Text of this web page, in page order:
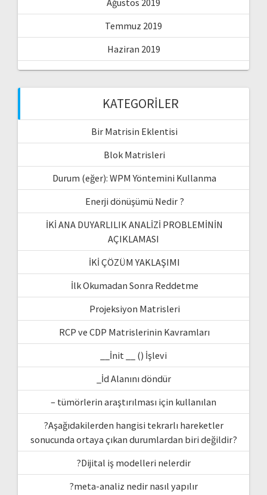
Ağustos 2019
Temmuz 2019
Haziran 2019
KATEGORILER
Bir Matrisin Eklentisi
Blok Matrisleri
Durum (eğer): WPM Yöntemini Kullanma
Enerji dönüşümü Nedir ?
İKİ ANA DUYARLILIK ANALİZİ PROBLEMİNİN
AÇIKLAMASI
İKİ ÇÖZÜM YAKLAŞIMI
İlk Okumadan Sonra Reddetme
Projeksiyon Matrisleri
RCP ve CDP Matrislerinin Kavramları
__İnit __ () İşlevi
_İd Alanını döndür
– tümörlerin araştırılması için kullanılan
?Aşağıdakilerden hangisi tekrarlı hareketler
sonucunda ortaya çıkan durumlardan biri değildir?
?Dijital iş modelleri nelerdir
?meta-analiz nedir nasıl yapılır